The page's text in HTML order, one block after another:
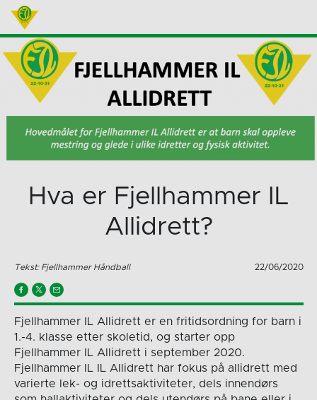
Hva er Fjellhammer IL
Allidrett?
Tekst: Fjellhammer Håndball 22/06/2020
Fjellhammer IL Allidrett er en fritidsordning for barn i
1.-4. klasse etter skoletid, og starter opp
Fjellhammer IL Allidrett i september 2020.
Fjellhammer IL IL Allidrett har fokus på allidrett med
varierte lek- og idrettsaktiviteter, dels innendørs